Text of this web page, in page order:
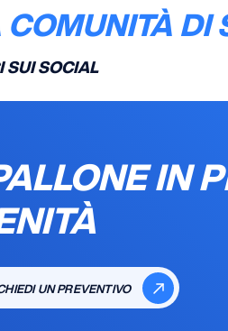
DI
SUI SOCIAL
IN
UN PREVENTIVO